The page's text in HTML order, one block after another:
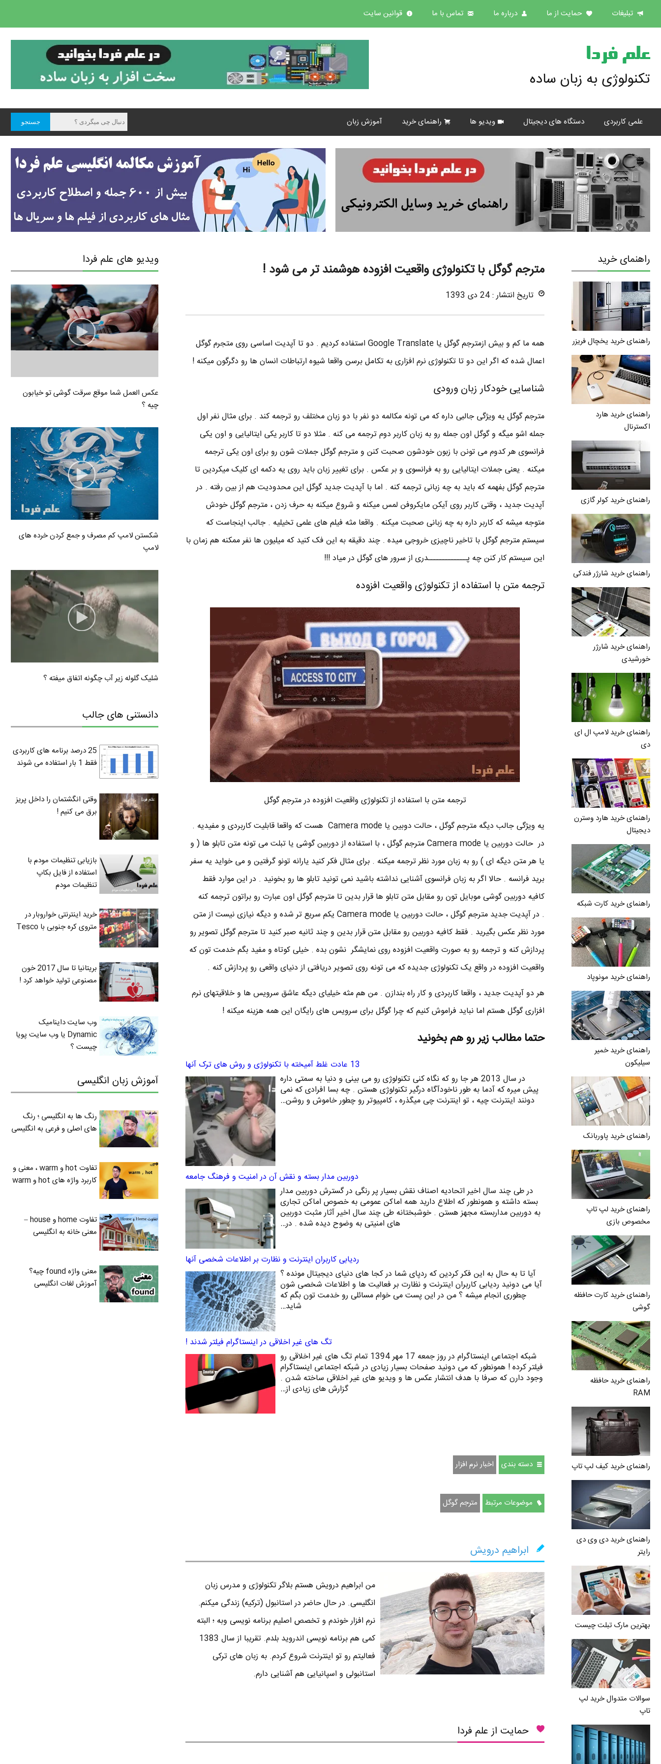
تبلیغات حمایت از ما درباره ما تماس با ما قوانین سایت
علم فردا
تکنولوژی به زبان ساده
علمی کاربردی دستگاه های دیجیتال ویدیو ها راهنمای خرید آموزش زبان
راهنمای خرید
راهنمای خرید یخچال فریزر
راهنمای خرید هارد
اکسترنال
راهنمای خرید کولر گازی
راهنمای خرید شارژر فندکی
راهنمای خرید شارژر
خورشیدی
راهنمای خرید لامپ ال ای
دی
راهنمای خرید هارد وسترن
دیجیتال
راهنمای خرید کارت شبکه
راهنمای خرید مونوپاد
راهنمای خرید خمیر
سیلیکون
راهنمای خرید پاوربانک
راهنمای خرید لپ تاپ
مخصوص بازی
راهنمای خرید کارت حافظه
گوشی
راهنمای خرید حافظه
RAM
راهنمای خرید کیف لپ تاپ
راهنمای خرید دی وی دی
رایتر
بهترین مارک تبلت چیست
سوالات متدوال خرید لپ
تاپ
مترجم گوگل با تکنولوژی واقعیت افزوده هوشمند تر می شود !
تاریخ انتشار : 24 دی 1393
همه ما کم و بیش ازمترجم گوگل یا Google Translate استفاده کردیم . دو تا آپدیت اساسی روی متجرم گوگل
اعمال شده که اگر این دو تا تکنولوژی نرم افزاری به تکامل برسن واقعا شیوه ارتباطات انسان ها رو دگرگون میکنه !
شناسایی خودکار زبان ورودی
مترجم گوگل یه ویژگی جالبی داره که می تونه مکالمه دو نفر با دو زبان مختلف رو ترجمه کند . برای مثال نفر اول
جمله اشو میگه و گوگل اون جمله رو به زبان کاربر دوم ترجمه می کنه . مثلا دو تا کاربر یکی ایتالیایی و اون یکی
فرانسوی هر کدوم می تونن با زبون خودشون صحبت کنن و مترجم گوگل جملات شون رو برای اون یکی ترجمه
میکنه . یعنی جملات ایتالیایی رو به فرانسوی و بر عکس . برای تغییر زبان باید روی یه دکمه ای کلیک میکردین تا
مترجم گوگل بفهمه که باید به چه زبانی ترجمه کنه . اما با آپدیت جدید گوگل این محدودیت هم از بین رفته . در
آپدیت جدید ، وقتی کاربر روی آیکن مایکروفن لمس میکنه و شروع میکنه به حرف زدن ، مترجم گوگل خودش
متوجه میشه که کاربر داره به چه زبانی صحبت میکنه . واقعا مثه فیلم های علمی تخیلیه . جالب اینجاست که
سیستم مترجم گوگل با تاخیر ناچیزی خروجی میده . چند دقیقه به این فک کنید که میلیون ها نفر ممکنه هم زمان با
این سیستم کار کنن چه پـــــــــــــدری از سرور های گوگل در میاد !!!
ترجمه متن با استفاده از تکنولوژی واقعیت افزوده
ترجمه متن با استفاده از تکنولوژی واقعیت افزوده در مترجم گوگل
یه ویژگی جالب دیگه مترجم گوگل ، حالت دوبین یا Camera mode هست که واقعا قابلیت کاربردی و مفیدیه .
در حالت دوربین یا Camera mode مترجم گوگل ، با استفاده از دوربین گوشی یا تبلت می تونه متن تابلو ها ( و
یا هر متن دیگه ای ) رو به زبان مورد نظر ترجمه میکنه . برای مثال فکر کنید یارانه تونو گرفتین و می خواید یه سفر
برید فرانسه . حالا اگر به زبان فرانسوی آشنایی نداشته باشید نمی تونید تابلو ها رو بخونید . در این موارد فقط
کافیه دوربین گوشی موبایل تون رو مقابل متن تابلو ها قرار بدین تا مترجم گوگل اون عبارت رو براتون ترجمه کنه
. در آپدیت جدید مترجم گوگل ، حالت دوربین یا Camera mode یکم سریع تر شده و دیگه نیازی نیست از متن
مورد نظر عکس بگیرید . فقط کافیه دوربین رو مقابل متن قرار بدین و چند ثانیه صبر کنید تا مترجم گوگل تصویر رو
پردازش کنه و ترجمه رو به صورت واقعیت افزوده روی نمایشگر نشون بده . خیلی کوتاه و مفید بگم خدمت تون که
واقعیت افزوده در واقع یک تکنولوژی جدیده که می تونه روی تصویر دریافتی از دنیای واقعی رو پردازش کنه .
هر دو آپدیت جدید ، واقعا کاربردی و کار راه بندازن . من هم مثه خیلیای دیگه عاشق سرویس ها و خلاقیتهای نرم
افزاری گوگل هستم اما نباید فراموش کنیم که چرا گوگل برای سرویس های رایگان این همه هزینه میکنه !
حتما مطالب زیر رو هم بخونید
13 عادت غلط آمیخته با تکنولوژی و روش های ترک آنها
در سال 2013 هر جا رو که نگاه کنی تکنولوژی رو می بینی و دنیا به سمتی داره
پیش میره که آدما به طور ناخودآگاه درگیر تکنولوژی هستن . چه بسا افرادی که نمی
دونند اینترنت چیه ، تو اینترنت چی میگذره ، کامپیوتر رو چطور خاموش و روشن…
دوربین مدار بسته و نقش آن در امنیت و فرهنگ جامعه
در طی چند سال اخیر اتحادیه اصناف نقش بسیار پر رنگی در گسترش دوربین مدار
بسته داشته و همونطور که اطلاع دارید همه اماکن عمومی به خصوص اماکن تجاری
به دوربین مداربسته مجهز هستن . خوشبختانه طی چند سال اخیر آثار مثبت دوربین
های امنیتی به وضوح دیده شده . در…
ردیابی کاربران اینترنت و نظارت بر اطلاعات شخصی آنها
آیا تا به حال به این فکر کردین که ردپای شما در کجا های دنیای دیجیتال مونده ؟
آیا می دونید ردیابی کاربران اینترنت و نظارت بر فعالیت ها و اطلاعات شخصی شون
چطوری انجام میشه ؟ من در این پست می خوام مسائلی رو خدمت تون بگم که
شاید…
تگ های غیر اخلاقی در اینستاگرام فیلتر شدند !
شبکه اجتماعی اینستاگرام در روز جمعه 17 مهر 1394 تمام تگ های غیر اخلاقی رو
فیلتر کرده ! همونطور که می دونید صفحات بسیار زیادی در شبکه اجتماعی اینستاگرام
وجود دارن که صرفا با هدف انتشار عکس ها و ویدیو های غیر اخلاقی ساخته شدن .
گزارش های زیادی از…
دسته بندی اخبار نرم افزار
موضوعات مرتبط مترجم گوگل
ابراهیم درویش
من ابراهیم درویش هستم بلاگر تکنولوژی و مدرس زبان
انگلیسی. در حال حاضر در استانبول (ترکیه) زندگی میکنم.
نرم افزار خوندم و تخصص اصلیم برنامه نویسی وبه ؛ البته
کمی هم برنامه نویسی اندروید بلدم. تقریبا از سال 1383
فعالیتم رو تو اینترنت شروع کردم. به زبان های ترکی
استانبولی و اسپانیایی هم آشنایی دارم.
حمایت از علم فردا
ویدیو های علم فردا
عکس العمل شما موقع سرقت گوشی تو خیابون
چیه ؟
شکستن لامپ کم مصرف و جمع کردن خرده های
لامپ
شلیک گلوله زیر آب چگونه اتفاق میفته ؟
دانستنی های جالب
25 درصد برنامه های کاربردی
فقط 1 بار استفاده می شوند
وقتی انگشتمان را داخل پریز
برق می کنیم !
بازیابی تنظیمات مودم با
استفاده از فایل بکاپ
تنظیمات مودم
خرید اینترنتی خواروبار در
متروی کره جنوبی با Tesco
بریتانیا تا سال 2017 خون
مصنوعی تولید خواهد کرد !
وب سایت داینامیک
Dynamic یا وب سایت پویا
چیست ؟
آموزش زبان انگلیسی
رنگ ها به انگلیسی ؛ رنگ
های اصلی و فرعی به انگلیسی
تفاوت hot و warm ، معنی و
کاربرد واژه های hot و warm
تفاوت home و house –
معنی خانه به انگلیسی
معنی واژه found چیه؟
آموزش لغات انگلیسی